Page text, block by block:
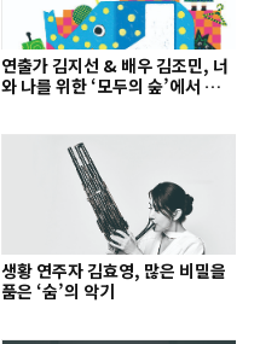
연출가 김지선 & 배우 김조민, 너
와 나를 위한 ‘모두의 숲’에서 만나
생황 연주자 김효영, 많은 비밀을
품은 ‘숨’의 악기